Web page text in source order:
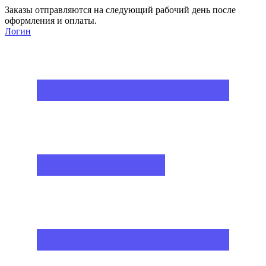
Заказы отправляются на следующий рабочий день после
оформления и оплаты.
Логин